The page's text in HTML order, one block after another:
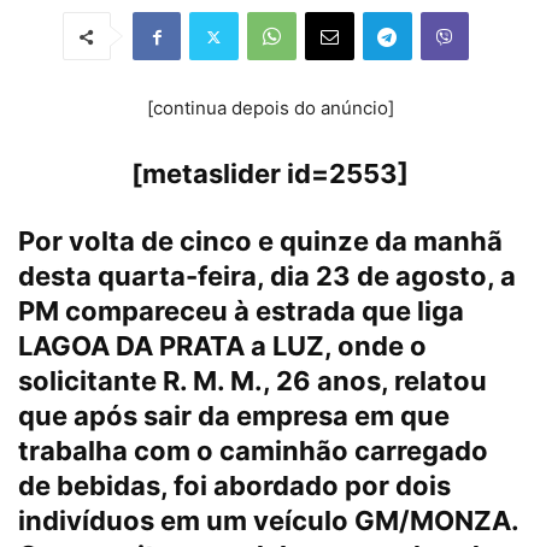
[continua depois do anúncio]
[metaslider id=2553]
Por volta de cinco e quinze da manhã
desta quarta-feira, dia 23 de agosto, a
PM compareceu à estrada que liga
LAGOA DA PRATA a LUZ, onde o
solicitante R. M. M., 26 anos, relatou
que após sair da empresa em que
trabalha com o caminhão carregado
de bebidas, foi abordado por dois
indivíduos em um veículo GM/MONZA.